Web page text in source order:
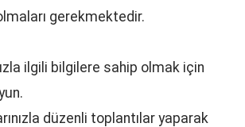
gerekmektedir.
ilgili bilgilere sahip olmak için
düzenli toplantılar yaparak